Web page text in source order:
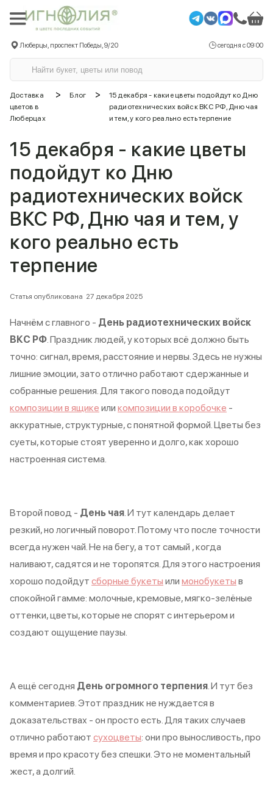
Люберцы, проспект Победы, 9/20 сегодня с 09:00
Доставка
цветов в
Люберцах
> Блог >
15 декабря - какие цветы подойдут ко Дню
радиотехнических войск ВКС РФ, Дню чая
и тем, у кого реально есть терпение
15 декабря - какие цветы
подойдут ко Дню
радиотехнических войск
ВКС РФ, Дню чая и тем, у
кого реально есть
терпение
Статья опубликована 27 декабря 2025
Начнём с главного - День радиотехнических войск
ВКС РФ. Праздник людей, у которых всё должно быть
точно: сигнал, время, расстояние и нервы. Здесь не нужны
лишние эмоции, зато отлично работают сдержанные и
собранные решения. Для такого повода подойдут
композиции в ящике или композиции в коробочке -
аккуратные, структурные, с понятной формой. Цветы без
суеты, которые стоят уверенно и долго, как хорошо
настроенная система.
Второй повод - День чая. И тут календарь делает
резкий, но логичный поворот. Потому что после точности
всегда нужен чай. Не на бегу, а тот самый , когда
наливают, садятся и не торопятся. Для этого настроения
хорошо подойдут сборные букеты или монобукеты в
спокойной гамме: молочные, кремовые, мягко-зелёные
оттенки, цветы, которые не спорят с интерьером и
создают ощущение паузы.
А ещё сегодня День огромного терпения. И тут без
комментариев. Этот праздник не нуждается в
доказательствах - он просто есть. Для таких случаев
отлично работают сухоцветы: они про выносливость, про
время и про красоту без спешки. Это не моментальный
жест, а долгий.